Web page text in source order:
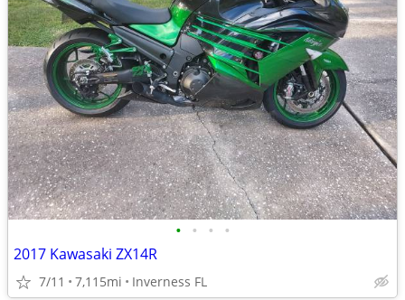
• • • •
2017 Kawasaki ZX14R
7/11 7,115mi Inverness FL